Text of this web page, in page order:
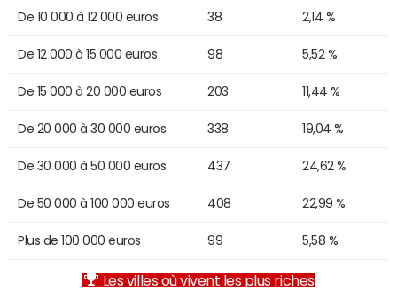
De 10 000 à 12 000 euros 38 2,14 %
De 12 000 à 15 000 euros 98 5,52 %
De 15 000 à 20 000 euros 203 11,44 %
De 20 000 à 30 000 euros 338 19,04 %
De 30 000 à 50 000 euros 437 24,62 %
De 50 000 à 100 000 euros 408 22,99 %
Plus de 100 000 euros 99 5,58 %
Les villes où vivent les plus riches